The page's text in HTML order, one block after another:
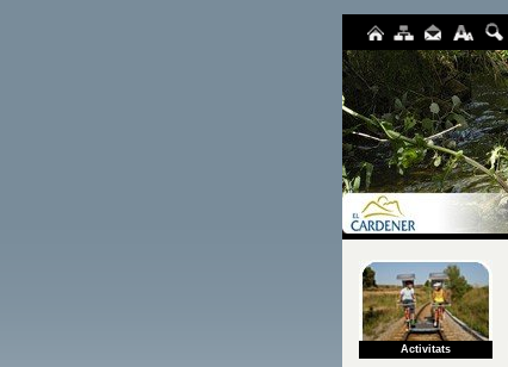
Activitats